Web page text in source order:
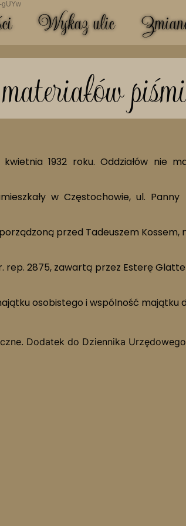
gUYw
Dodatek do Dziennika
1932 roku. Oddziałów nie
w Częstochowie, ul.
przed Tadeuszem
rep. 2875, zawartą przez Esterę
osobistego i wspólność majątku
Wykaz ulic